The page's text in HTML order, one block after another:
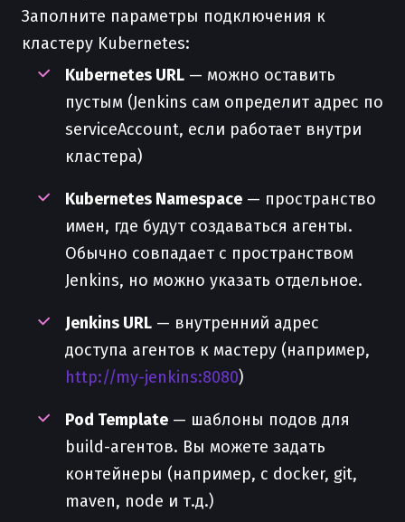
Заполните параметры подключения к
кластеру Kubernetes:
Kubernetes URL — можно оставить
пустым (Jenkins сам определит адрес по
serviceAccount, если работает внутри
кластера)
Kubernetes Namespace — пространство
имен, где будут создаваться агенты.
Обычно совпадает с пространством
Jenkins, но можно указать отдельное.
Jenkins URL — внутренний адрес
доступа агентов к мастеру (например,
http://my-jenkins:8080)
Pod Template — шаблоны подов для
build-агентов. Вы можете задать
контейнеры (например, с docker, git,
maven, node и т.д.)